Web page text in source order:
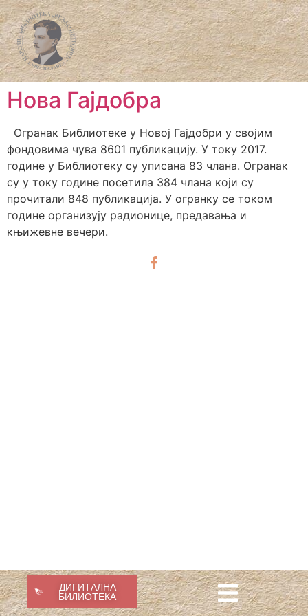
Нова Гајдобра
Огранак Библиотеке у Новој Гајдобри у својим
фондовима чува 8601 публикацију. У току 2017.
године у Библиотеку су уписана 83 члана. Огранак
су у току године посетила 384 члана који су
прочитали 848 публикација. У огранку се током
године организују радионице, предавања и
књижевне вечери.
ДИГИТАЛНА
БИЛИОТЕКА